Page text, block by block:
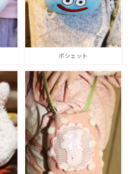
ポシェット